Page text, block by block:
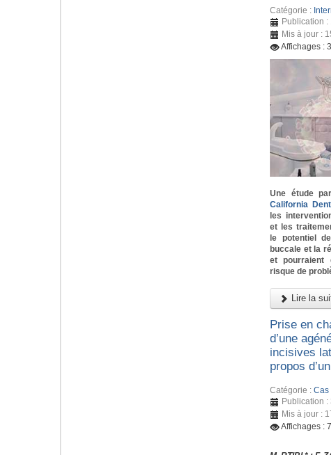
Catégorie :
Publication :
Mis à jour :
Affichages :
Une étude
California
les
et les
le potentiel
buccale et la
et pourraient
risque de
Lire la
Prise en
d’une
incisives
propos
Catégorie : Cas
Publication :
Mis à jour :
Affichages :